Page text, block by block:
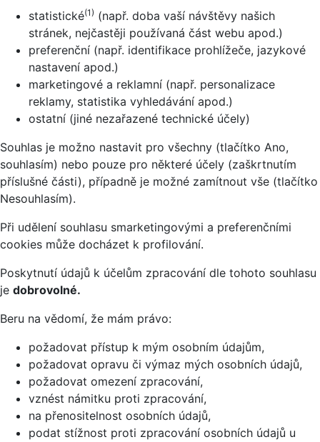
statistické(1) (např. doba vaší návštěvy našich
stránek, nejčastěji používaná část webu apod.)
preferenční (např. identifikace prohlížeče, jazykové
nastavení apod.)
marketingové a reklamní (např. personalizace
reklamy, statistika vyhledávání apod.)
ostatní (jiné nezařazené technické účely)
Souhlas je možno nastavit pro všechny (tlačítko Ano,
souhlasím) nebo pouze pro některé účely (zaškrtnutím
příslušné části), případně je možné zamítnout vše (tlačítko
Nesouhlasím).
Při udělení souhlasu smarketingovými a preferenčními
cookies může docházet k profilování.
Poskytnutí údajů k účelům zpracování dle tohoto souhlasu
je dobrovolné.
Beru na vědomí, že mám právo:
požadovat přístup k mým osobním údajům,
požadovat opravu či výmaz mých osobních údajů,
požadovat omezení zpracování,
vznést námitku proti zpracování,
na přenositelnost osobních údajů,
podat stížnost proti zpracování osobních údajů u